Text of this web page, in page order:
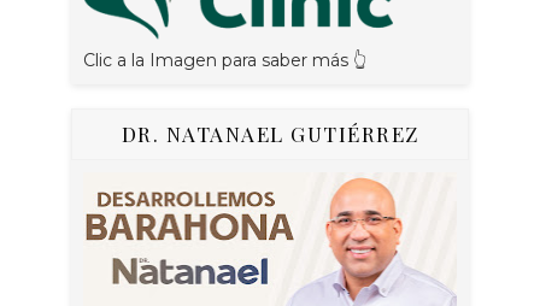
Clic a la Imagen para saber más 👆
DR. NATANAEL GUTIÉRREZ